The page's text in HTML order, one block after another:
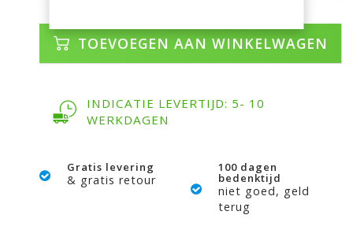
TOEVOEGEN AAN WINKELWAGEN
INDICATIE LEVERTIJD: 5- 10
WERKDAGEN
Gratis levering
& gratis retour
100 dagen
bedenktijd
niet goed, geld
terug